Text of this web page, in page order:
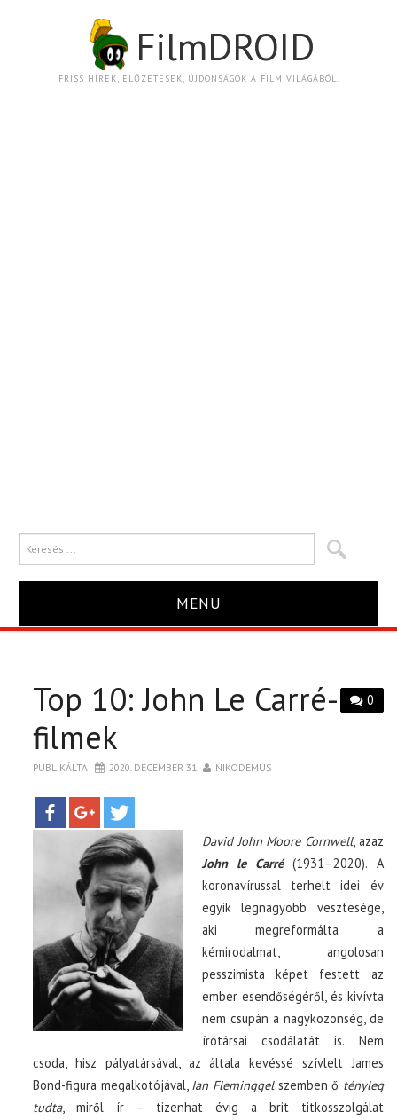
FilmDROID
FRISS HÍREK, ELŐZETESEK, ÚJDONSÁGOK A FILM VILÁGÁBÓL.
MENU
TRAILER
KRITIKA
BOXOFFICE
TOP10
KULISSZA
CIKK
PÓLÓ RENDELÉS
0
Top 10: John Le Carré-
filmek
PUBLIKÁLTA 2020. DECEMBER 31. NIKODEMUS
David John Moore Cornwell, azaz
John le Carré(1931–2020). A
koronavírussal terhelt idei év
egyik legnagyobb vesztesége,
aki megreformálta a
kémirodalmat, angolosan
pesszimista képet festett az
ember esendőségéről, és kivívta
nem csupán a nagyközönség, de
írótársai csodálatát is. Nem
csoda, hisz pályatársával, az általa kevéssé szívlelt James
Bond-figura megalkotójával, Ian Fleminggelszemben ő tényleg
tudta, miről ír – tizenhat évig a brit titkosszolgálat